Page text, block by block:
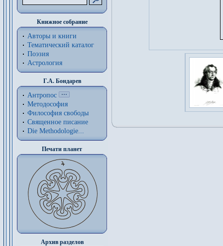
Книжное собрание
Авторы и книги
Тематический каталог
Поэзия
Астрология
Г.А. Бондарев
Антропос
Методософия
Философия cвободы
Священное писание
Die Methodologie...
Печати планет
Архив разделов